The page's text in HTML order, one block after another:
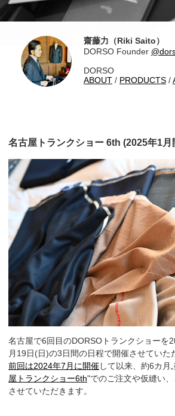
齋藤力（Riki Saito）
DORSO Founder
DORSO
ABOUT / PRODUCTS /
名古屋トランクショー 6th (2025年1月
名古屋で6回目のDORSOトランクショーを
月19日(日)の3日間の日程で開催させていた
前回は2024年7月に開催して以来、約6カ月
屋トランクショー6th"でのご注文や仮縫い
させていただきます。